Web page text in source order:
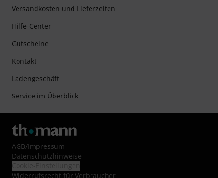
Versandkosten und Lieferzeiten
Hilfe-Center
Gutscheine
Kontakt
Ladengeschäft
Service im Überblick
AGB/Impressum
Datenschutzhinweise
Widerrufsrecht für Verbraucher